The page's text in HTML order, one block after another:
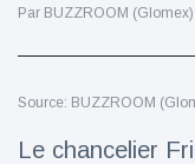
Nourriture et
Mode de vie et
Par BUZZROOM (Glomex)
Source: BUZZROOM
Le chancelier